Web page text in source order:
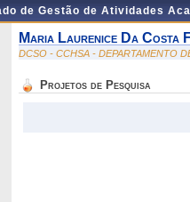
de Gestão de Atividades
Maria Laurenice Da Costa
DCSO - CCHSA - DEPARTAMENTO
Projetos de Pesquisa